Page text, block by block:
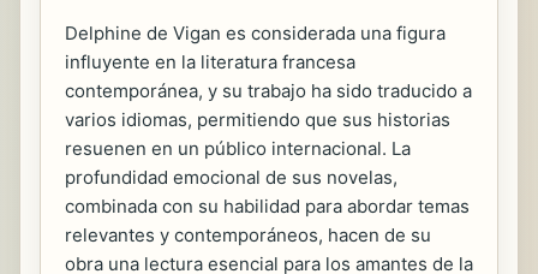
Delphine de Vigan es considerada una figura
influyente en la literatura francesa
contemporánea, y su trabajo ha sido traducido a
varios idiomas, permitiendo que sus historias
resuenen en un público internacional. La
profundidad emocional de sus novelas,
combinada con su habilidad para abordar temas
relevantes y contemporáneos, hacen de su
obra una lectura esencial para los amantes de la